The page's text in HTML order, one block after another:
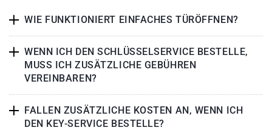
WIE FUNKTIONIERT EINFACHES TÜRÖFFNEN?
WENN ICH DEN SCHLÜSSELSERVICE BESTELLE,
MUSS ICH ZUSÄTZLICHE GEBÜHREN
VEREINBAREN?
FALLEN ZUSÄTZLICHE KOSTEN AN, WENN ICH
DEN KEY-SERVICE BESTELLE?